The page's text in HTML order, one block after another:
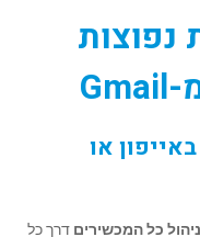
נפוצות
איך להתנתק מחשבון Gmail באייפון או
דרך כל